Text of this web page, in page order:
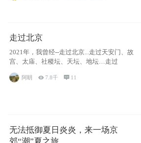
走过北京
2021年，我曾经--走过北京...走过天安门、故
宫、太庙、社稷坛、天坛、地坛…走过
阿眀 7.8千  11
无法抵御夏日炎炎，来一场京